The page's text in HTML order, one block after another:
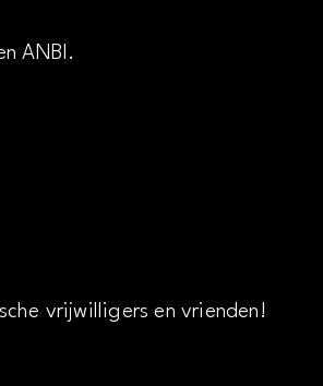
ANBI.
vrijwilligers en vrienden!